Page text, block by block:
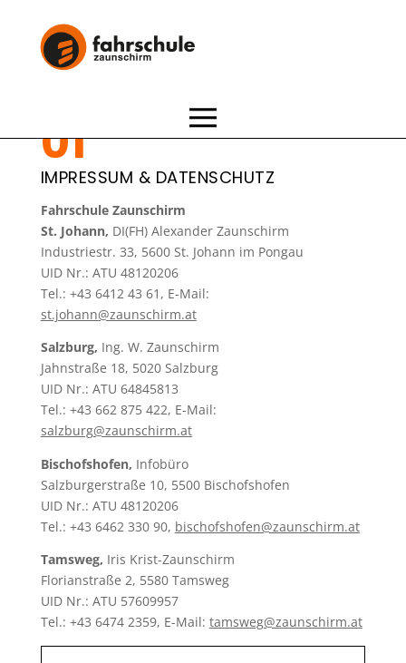
ZAUNSCHIRM
IMPRESSUM & DATENSCHUTZ
Fahrschule Zaunschirm
St. Johann, DI(FH) Alexander Zaunschirm
Industriestr. 33, 5600 St. Johann im Pongau
UID Nr.: ATU 48120206
Tel.: +43 6412 43 61, E-Mail:
st.johann@zaunschirm.at
Salzburg, Ing. W. Zaunschirm
Jahnstraße 18, 5020 Salzburg
UID Nr.: ATU 64845813
Tel.: +43 662 875 422, E-Mail:
salzburg@zaunschirm.at
Bischofshofen, Infobüro
Salzburgerstraße 10, 5500 Bischofshofen
UID Nr.: ATU 48120206
Tel.: +43 6462 330 90, bischofshofen@zaunschirm.at
Tamsweg, Iris Krist-Zaunschirm
Florianstraße 2, 5580 Tamsweg
UID Nr.: ATU 57609957
Tel.: +43 6474 2359, E-Mail: tamsweg@zaunschirm.at